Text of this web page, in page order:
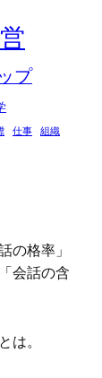
プ
仕事 組織
の格率」
会話の含
は。